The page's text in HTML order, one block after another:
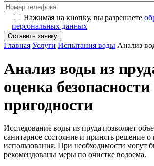
Нажимая на кнопку, вы разрешаете
персональных данных
Главная Услуги Испытания воды Анализ
Анализ воды из
оценка безопасности
пригодности
Исследование воды из пруда позволяет
санитарное состояние и принять решение о
использования. При необходимости могут
рекомендованы меры по очистке водоема.